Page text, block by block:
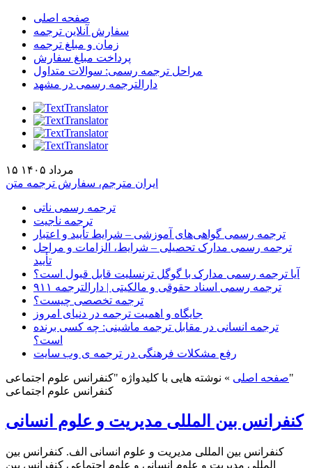
صفحه اصلی
سفارش آنلاین ترجمه
زمان و مبلغ ترجمه
پرداخت مبلغ سفارش
مراحل ترجمه رسمی: سوالات متداول
دارالترجمه رسمی در مشهد
۱۵ مرداد ۱۴۰۵
ایران مترجم، سفارش ترجمه متن
ترجمه رسمی ناتی
ترجمه ناجیت
ترجمه رسمی گواهی‌های آموزشی – شرایط تأیید و اعتبار
ترجمه رسمی مدارک تحصیلی – شرایط، الزامات و مراحل
تأیید
آیا ترجمه رسمی مدارک با گوگل ترنسلیت قابل قبول است؟
ترجمه رسمی اسناد حقوقی و مالکیتی | دارالترجمه ۹۱۱
ترجمه تخصصی چیست؟
جایگاه و اهمیت ترجمه در دنیای امروز
ترجمه انسانی در مقابل ترجمه ماشینی: چه کسی برنده
است؟
رفع مشکلات فرهنگی در ترجمه ی وب سایت
صفحه اصلی »
نوشته هایی با کلیدواژه "کنفرانس علوم اجتماعی"
کنفرانس علوم اجتماعی
کنفرانس بین المللی مدیریت و علوم انسانی
کنفرانس بین المللی مدیریت و علوم انسانی الف. کنفرانس بین
المللی مدیریت و علوم انسانی و علوم اجتماعی کنفرانس بین